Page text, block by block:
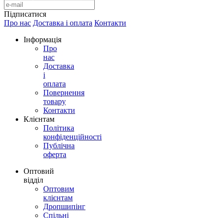
Підписатися
Про нас Доставка і оплата Контакти
Інформація
Про
нас
Доставка
і
оплата
Повернення
товару
Контакти
Клієнтам
Політика
конфіденційності
Публічна
оферта
Оптовий
відділ
Оптовим
клієнтам
Дропшипінг
Спільні